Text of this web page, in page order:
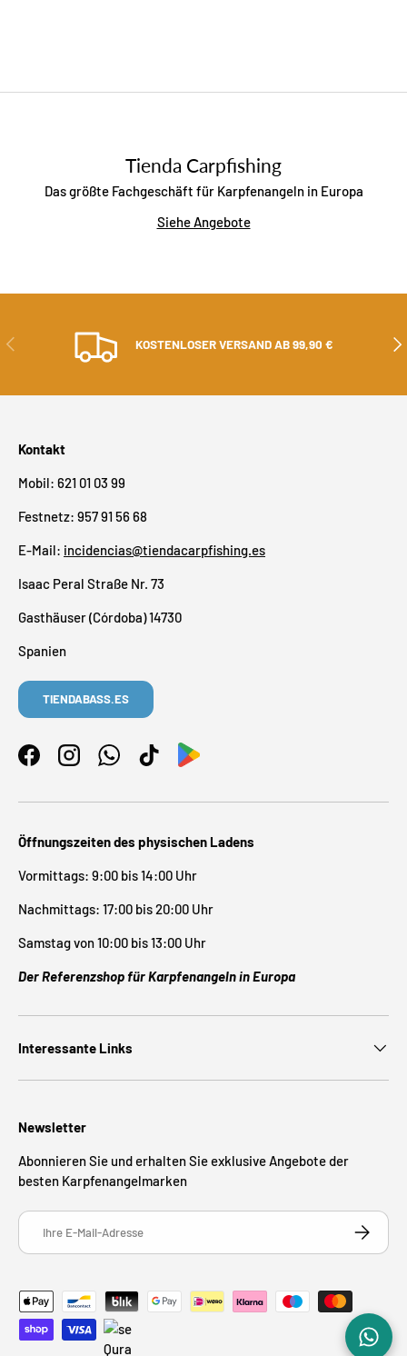
Tienda Carpfishing
Das größte Fachgeschäft für Karpfenangeln in Europa
Siehe Angebote
ZURÜCK KOSTENLOSER VERSAND AB 99,90 €
Kontakt
Mobil: 621 01 03 99
Festnetz: 957 91 56 68
E-Mail: incidencias@tiendacarpfishing.es
Isaac Peral Straße Nr. 73
Gasthäuser (Córdoba) 14730
Spanien
TIENDABASS.ES
FacebookInstagramWhatsAppTikTok
Öffnungszeiten des physischen Ladens
Vormittags: 9:00 bis 14:00 Uhr
Nachmittags: 17:00 bis 20:00 Uhr
Samstag von 10:00 bis 13:00 Uhr
Der Referenzshop für Karpfenangeln in Europa
Interessante Links
Newsletter
Abonnieren Sie und erhalten Sie exklusive Angebote der
besten Karpfenangelmarken
E-Mail
Zahlungsmethoden